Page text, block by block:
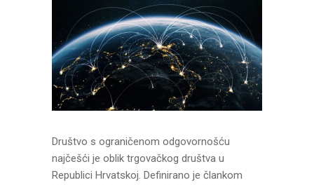
Društvo s ograničenom odgovornošću
najčešći je oblik trgovačkog društva u
Republici Hrvatskoj. Definirano je člankom